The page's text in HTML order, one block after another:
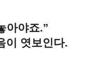
아야죠.”
이 엿보인다.